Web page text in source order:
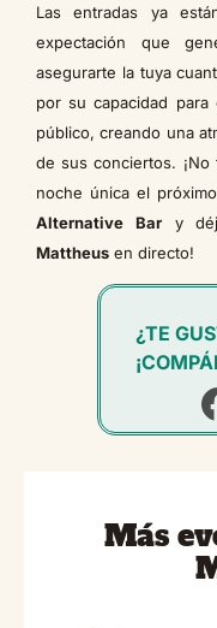
Las entradas ya
expectación que
asegurarte la tuya
por su capacidad
público, creando una
de sus conciertos.
noche única el
Alternative Bary
Mattheus en directo!
¿TE
Más